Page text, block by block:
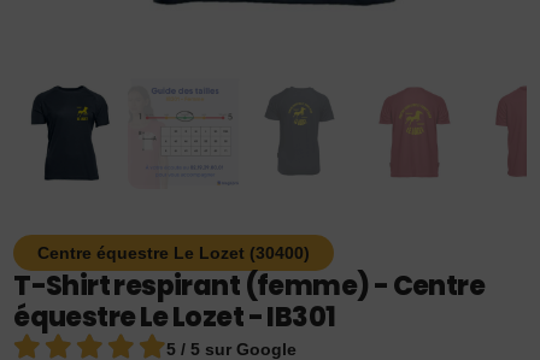
Centre équestre Le Lozet (30400)
T-Shirt respirant (femme) - Centre
équestre Le Lozet - IB301
5 / 5 sur Google